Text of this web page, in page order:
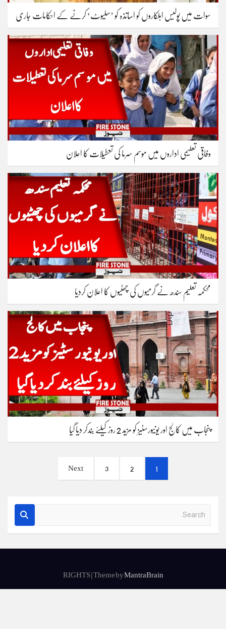
سوات میں پولیس اہلکاروں کو اساتذہ کو ’سلیوٹ‘ کرنے کے احکامات جاری
وفاقی تعلیمی اداروں میں موسم سرما کی تعطیلات کا اعلان
محکمہ تعلیم سندھ نے گرمیوں کی چھٹیوں کا اعلان کردیا
پنجاب میں کالج اور یونیورسٹیز کو مزید 2 روز کیلئے بندکر دیا گیا
pagination
1
2
3
Next
a
r
RIGHTS | Theme byMantraBrain